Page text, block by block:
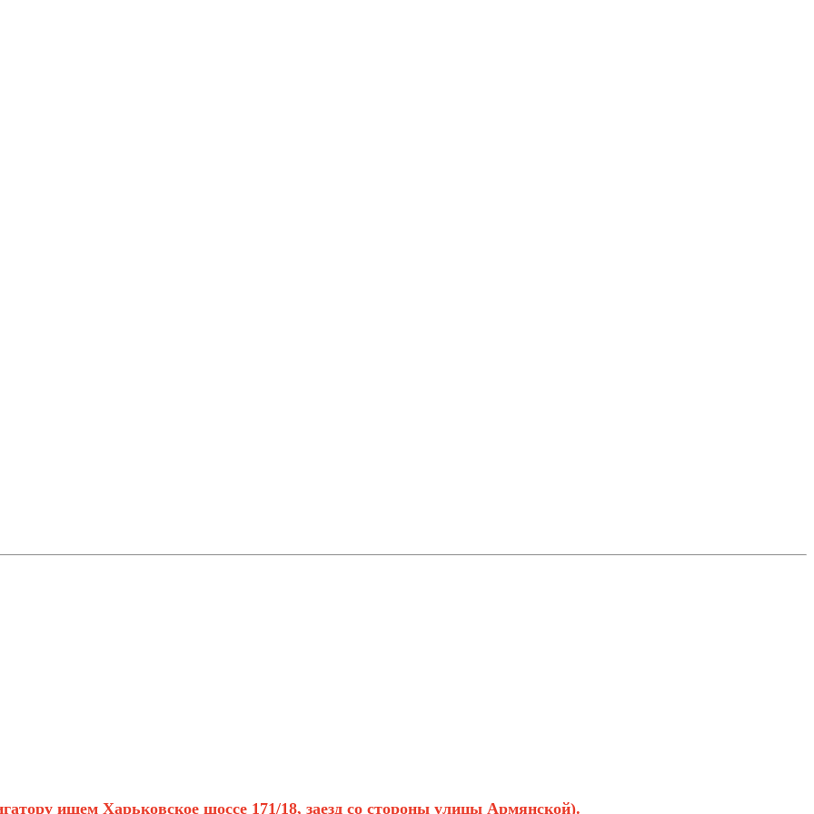
ищем Харьковское шоссе 171/18, заезд со стороны улицы Армянской).